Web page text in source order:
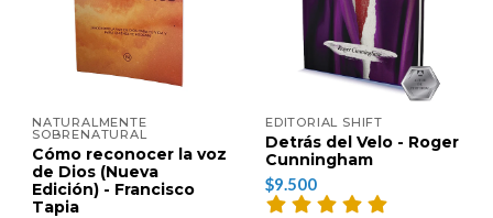
NATURALMENTE
SOBRENATURAL
Cómo reconocer la voz
de Dios (Nueva
Edición) - Francisco
Tapia
EDITORIAL SHIFT
Detrás del Velo - Roger
Cunningham
$9.500